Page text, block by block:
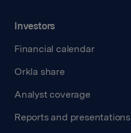
Investors
Financial calendar
Orkla share
Analyst coverage
Reports and presentations